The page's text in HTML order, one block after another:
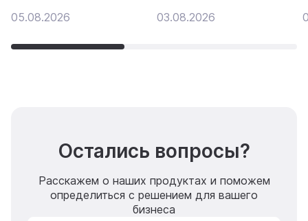
05.08.2026 03.08.2026
Остались вопросы?
Расскажем о наших продуктах и поможем
определиться с решением для вашего
бизнеса